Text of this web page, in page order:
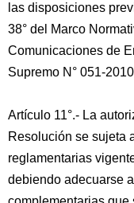
las disposiciones
38° del Marco
Comunicaciones de
Supremo N° 051-
Artículo 11°.- La
Resolución se sujeta
reglamentarias
debiendo adecuarse